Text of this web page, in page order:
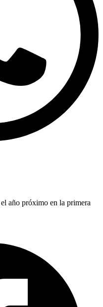
año próximo en la primera